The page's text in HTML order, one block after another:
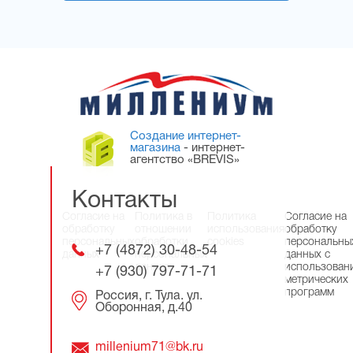
Контакты
+7 (4872) 30-48-54
+7 (930) 797-71-71
Россия, г. Тула. ул.
Оборонная, д.40
millenium71@bk.ru
Создание интернет-
магазина - интернет-
агентство «BREVIS»
персональных
данных
персональных
данных
Согласие на
обработку
данных с
метрических
программ